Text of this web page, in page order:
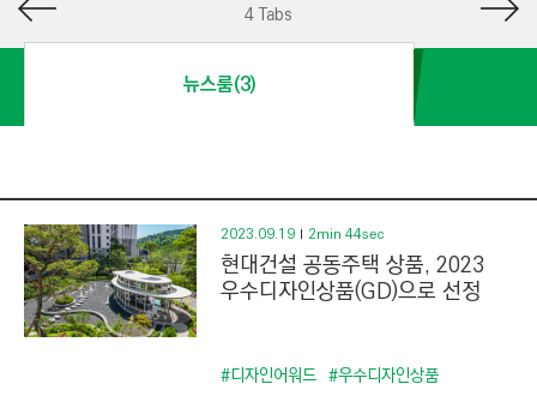
I
N
O
N
S
T
R
4 Tabs
뉴스룸(3)
2023.09.19 2min 44sec
현대건설 공동주택 상품, 2023
우수디자인상품(GD)으로 선정
#디자인어워드 #우수디자인상품